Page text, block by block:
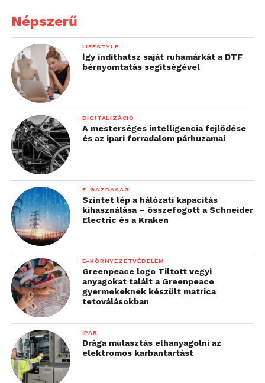
Népszerű
LIFESTYLE
Így indíthatsz saját ruhamárkát a DTF
bérnyomtatás segítségével
DIGITALIZÁCIÓ
A mesterséges intelligencia fejlődése
és az ipari forradalom párhuzamai
E-GAZDASÁG
Szintet lép a hálózati kapacitás
kihasználása – összefogott a Schneider
Electric és a Kraken
E-KÖRNYEZETVÉDELEM
Greenpeace logo Tiltott vegyi
anyagokat talált a Greenpeace
gyermekeknek készült matrica
tetoválásokban
IPAR
Drága mulasztás elhanyagolni az
elektromos karbantartást